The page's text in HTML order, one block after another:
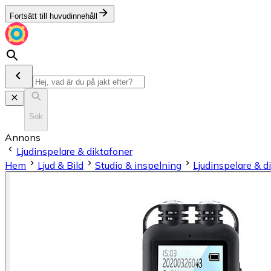
Fortsätt till huvudinnehåll
Sök
Annons
Ljudinspelare & diktafoner
Hem
Ljud & Bild Studio & inspelning Ljudinspelare &